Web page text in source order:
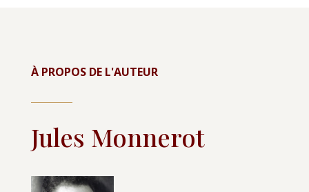
À PROPOS DE L'AUTEUR
Jules Monnerot